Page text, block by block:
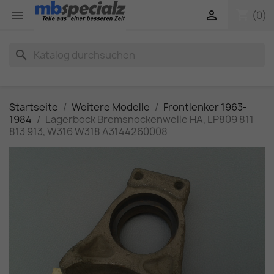
 (0)

search
Startseite Weitere Modelle
Frontlenker 1963-
1984
Lagerbock Bremsnockenwelle HA, LP809 811
813 913, W316 W318 A3144260008